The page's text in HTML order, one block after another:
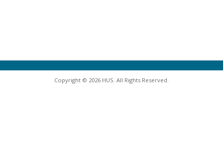
Copyright © 2026 HUS. All Rights Reserved.